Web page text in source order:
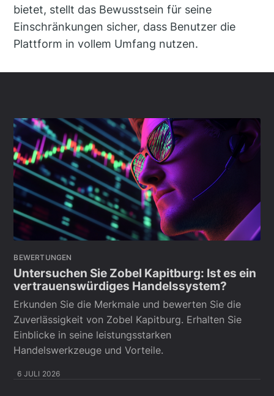
bietet, stellt das Bewusstsein für seine
Einschränkungen sicher, dass Benutzer die
Plattform in vollem Umfang nutzen.
BEWERTUNGEN
Untersuchen Sie Zobel Kapitburg: Ist es ein
vertrauenswürdiges Handelssystem?
Erkunden Sie die Merkmale und bewerten Sie die
Zuverlässigkeit von Zobel Kapitburg. Erhalten Sie
Einblicke in seine leistungsstarken
Handelswerkzeuge und Vorteile.
6 JULI 2026